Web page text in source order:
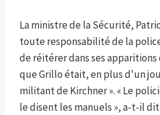
La ministre de la Sécurité,
toute responsabilité de la
de réitérer dans ses
que Grillo était, en plus d'un
militant de Kirchner ». « Le
le disent les manuels », a-t-il